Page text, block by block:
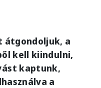
átgondoljuk, a
kell kiindulni,
kaptunk,
a